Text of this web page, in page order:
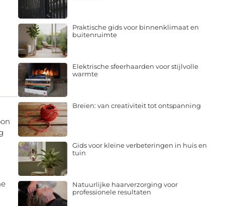
Praktische gids voor binnenklimaat en
buitenruimte
Elektrische sfeerhaarden voor stijlvolle
warmte
Breien: van creativiteit tot ontspanning
Gids voor kleine verbeteringen in huis en
tuin
Natuurlijke haarverzorging voor
professionele resultaten